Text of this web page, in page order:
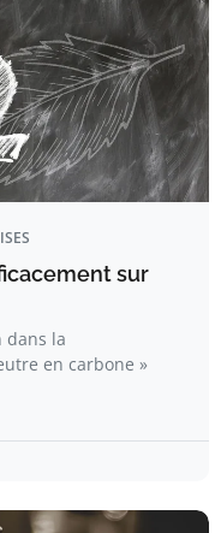
sur
dans la
en carbone »